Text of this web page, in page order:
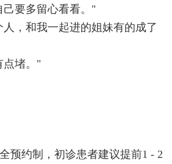
要多留心看看。"
，和我一起进的姐妹有的成了
点堵。"
预约制，初诊患者建议提前1 - 2